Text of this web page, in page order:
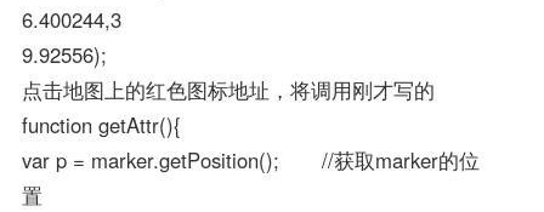
6.400244,3
9.92556);
点击地图上的红色图标地址，将调用刚才写的
function getAttr(){
var p = marker.getPosition(); //获取marker的位
置